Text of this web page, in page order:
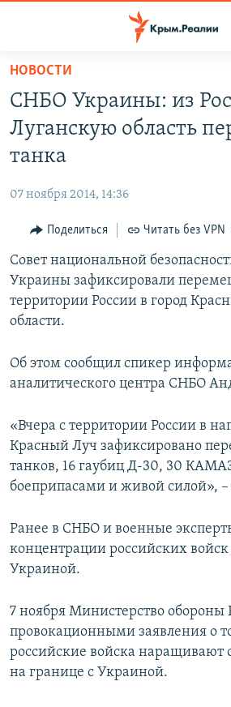
Вернуться
основному
содержанию
Вернутся
главной
навигации
Вернутся
поиску
СПЕЦПРОЕКТЫ
11 ЛЕТ ОККУПАЦИИ КРЫМА. 11 ИСТОРИЙ
ВОДА
ЕЩЕ
ИНТЕРАКТИВ
ИНФОГРАФИКА
ТЕЛЕПРОЕКТ КРЫМ.РЕАЛИИ
СОВЕТЫ ПРАВОЗАЩИТНИКОВ
ПОБЕДИТЕЛЕЙ НЕ СУДЯТ?
ELIFBE
УКРАИНСКАЯ ПРОБЛЕМА КРЫМА
РАДІО СВОБОДА
КАК ОБОЙТИ БЛОКИРОВКУ
Українською
Все сайты RFE/RL
НОВОСТИ
СНБО Украины: из
Луганскую область
танка
07 ноября 2014, 14:36
Поделиться Читать без VPN
Совет национальной
Украины зафиксировали
территории России в город
области.
Об этом сообщил спикер
аналитического центра СНБО
«Вчера с территории России в
Красный Луч зафиксировано
танков, 16 гаубиц Д-30, 30
боеприпасами и живой силой»,
Ранее в СНБО и военные
концентрации российских
Украиной.
7 ноября Министерство обороны
провокационными заявления о
российские войска наращивают
на границе с Украиной.